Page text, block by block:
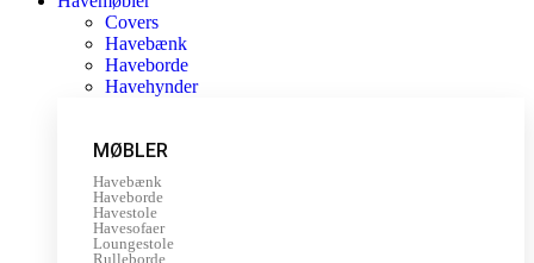
Covers
Havebænk
Haveborde
Havehynder
MØBLER
Havebænk
Haveborde
Havestole
Havesofaer
Loungestole
Rulleborde